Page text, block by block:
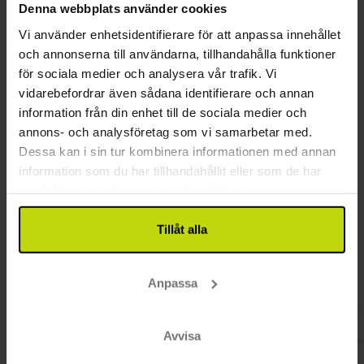
Denna webbplats använder cookies
Vi använder enhetsidentifierare för att anpassa innehållet
och annonserna till användarna, tillhandahålla funktioner
för sociala medier och analysera vår trafik. Vi
vidarebefordrar även sådana identifierare och annan
information från din enhet till de sociala medier och
annons- och analysföretag som vi samarbetar med.
Dessa kan i sin tur kombinera informationen med annan
information som du har tillhandahållit eller som de har
Tillåt alla
Anpassa
Avvisa
Restaurang
Restaurang
Bar
Rum
Hund: 200 NOK per uppehåll
Kundrecensioner
Fina läge och mysigt hotell. Utsökt